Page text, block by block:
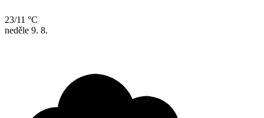
23/11 °C
neděle 9. 8.